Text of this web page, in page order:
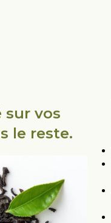
sur vos
le reste.